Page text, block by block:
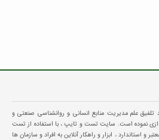
تلفیق علم مدیریت منابع انسانی و روانشناسی صنعتی و
نموده است. سایت تست و تایپ ، با استفاده از تست
استاندارد ، ابزار و راهکار آنلاین به افراد و سازمان ها